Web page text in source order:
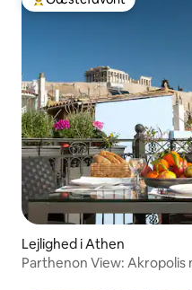
Bedste gæstefavorit
Lejlighed i Athen
Parthenon View: Akropolis